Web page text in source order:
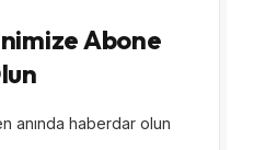
Abone
anında haberdar olun